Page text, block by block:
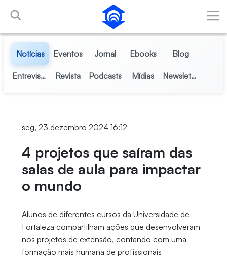
Pular para o Conteúdo principal
Notícias Eventos Jornal Ebooks Blog
Entrevistas Revista Podcasts Mídias Newsletter
seg, 23 dezembro 2024 16:12
4 projetos que saíram das
salas de aula para impactar
o mundo
Alunos de diferentes cursos da Universidade de
Fortaleza compartilham ações que desenvolveram
nos projetos de extensão, contando com uma
formação mais humana de profissionais